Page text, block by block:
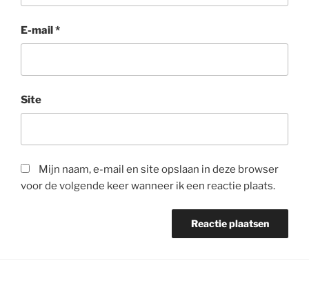
E-mail*
Site
Mijn naam, e-mail en site opslaan in deze browser
voor de volgende keer wanneer ik een reactie plaats.